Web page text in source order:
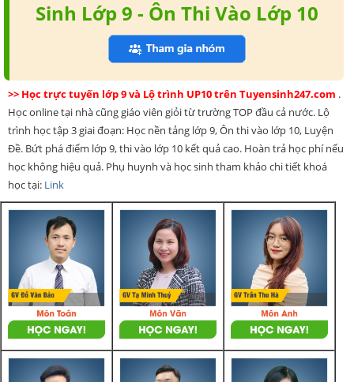
Sinh Lớp 9 - Ôn Thi Vào Lớp 10
>> Học trực tuyến lớp 9 và Lộ trình UP10 trên Tuyensinh247.com .
Học online tại nhà cũng giáo viên giỏi từ trường TOP đầu cả nước. Lộ
trình học tập 3 giai đoạn: Học nền tảng lớp 9, Ôn thi vào lớp 10, Luyện
Đề. Bứt phá điểm lớp 9, thi vào lớp 10 kết quả cao. Hoàn trả học phí nếu
học không hiệu quả. Phụ huynh và học sinh tham khảo chi tiết khoá
học tại: Link